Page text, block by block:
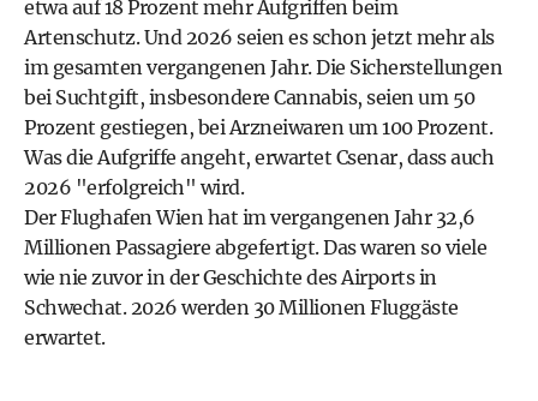
etwa auf 18 Prozent mehr Aufgriffen beim
Artenschutz. Und 2026 seien es schon jetzt mehr als
im gesamten vergangenen Jahr. Die Sicherstellungen
bei Suchtgift, insbesondere Cannabis, seien um 50
Prozent gestiegen, bei Arzneiwaren um 100 Prozent.
Was die Aufgriffe angeht, erwartet Csenar, dass auch
2026 "erfolgreich" wird.
Der Flughafen Wien hat im vergangenen Jahr 32,6
Millionen Passagiere abgefertigt. Das waren so viele
wie nie zuvor in der Geschichte des Airports in
Schwechat. 2026 werden 30 Millionen Fluggäste
erwartet.